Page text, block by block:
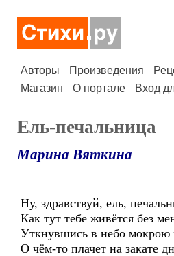
Авторы Произведения
Магазин
О портале Вход
Ель-печальница
Марина Вяткина
Ну, здравствуй, ель,
Как тут тебе живётся без
Уткнувшись в небо мокрою
О чём-то плачет на закате